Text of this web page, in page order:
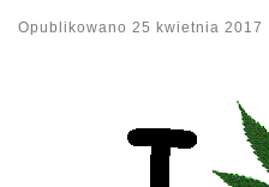
Opublikowano 25 kwietnia 2017